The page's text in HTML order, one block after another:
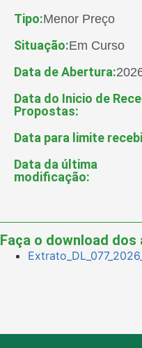
Tipo:Menor Preço
Situação:Em Curso
Data de Abertura:
Data do Inicio de
Propostas:
Data para limite
Data da última
modificação:
Faça o download dos